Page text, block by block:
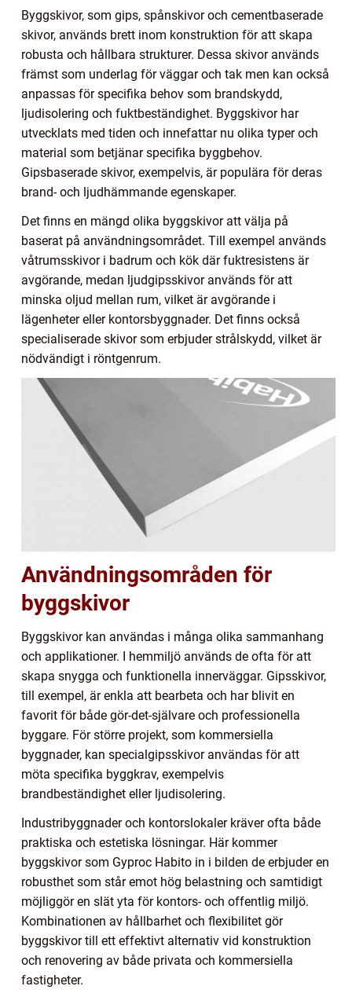
Byggskivor, som gips, spånskivor och cementbaserade
skivor, används brett inom konstruktion för att skapa
robusta och hållbara strukturer. Dessa skivor används
främst som underlag för väggar och tak men kan också
anpassas för specifika behov som brandskydd,
ljudisolering och fuktbeständighet. Byggskivor har
utvecklats med tiden och innefattar nu olika typer och
material som betjänar specifika byggbehov.
Gipsbaserade skivor, exempelvis, är populära för deras
brand- och ljudhämmande egenskaper.
Det finns en mängd olika byggskivor att välja på
baserat på användningsområdet. Till exempel används
våtrumsskivor i badrum och kök där fuktresistens är
avgörande, medan ljudgipsskivor används för att
minska oljud mellan rum, vilket är avgörande i
lägenheter eller kontorsbyggnader. Det finns också
specialiserade skivor som erbjuder strålskydd, vilket är
nödvändigt i röntgenrum.
Användningsområden för
byggskivor
Byggskivor kan användas i många olika sammanhang
och applikationer. I hemmiljö används de ofta för att
skapa snygga och funktionella innerväggar. Gipsskivor,
till exempel, är enkla att bearbeta och har blivit en
favorit för både gör-det-självare och professionella
byggare. För större projekt, som kommersiella
byggnader, kan specialgipsskivor användas för att
möta specifika byggkrav, exempelvis
brandbeständighet eller ljudisolering.
Industribyggnader och kontorslokaler kräver ofta både
praktiska och estetiska lösningar. Här kommer
byggskivor som Gyproc Habito in i bilden de erbjuder en
robusthet som står emot hög belastning och samtidigt
möjliggör en slät yta för kontors- och offentlig miljö.
Kombinationen av hållbarhet och flexibilitet gör
byggskivor till ett effektivt alternativ vid konstruktion
och renovering av både privata och kommersiella
fastigheter.